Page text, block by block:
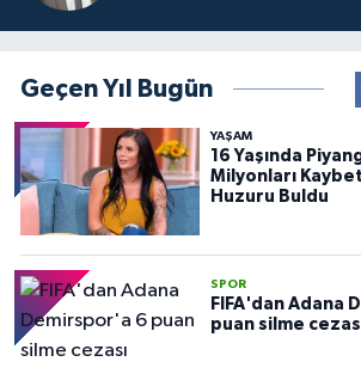
Geçen Yıl Bugün
YAŞAM
16 Yaşında
Milyonları
Huzuru Buldu
SPOR
FIFA'dan Adana
puan silme